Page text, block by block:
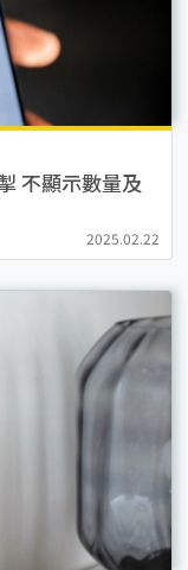
不顯示數量及
2025.02.22